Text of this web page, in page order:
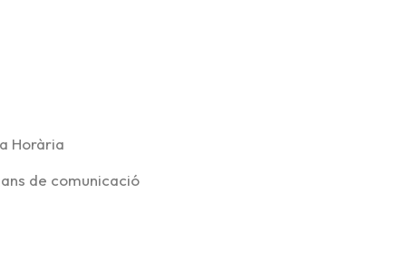
Horària
de comunicació